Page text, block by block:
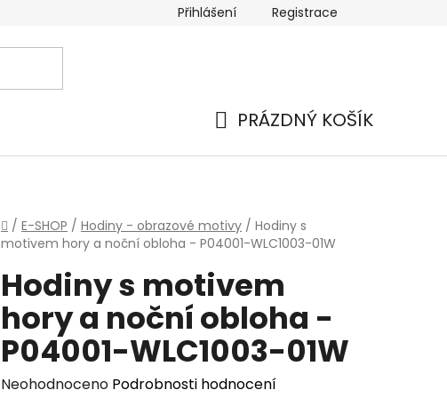
Přihlášení Registrace
PRÁZDNÝ KOŠÍK
Domů
/ E-SHOP / Hodiny - obrazové motivy / Hodiny s
motivem hory a noční obloha - P04001-WLC1003-01W
Hodiny s motivem
hory a noční obloha -
P04001-WLC1003-01W
Průměrné
Neohodnoceno Podrobnosti hodnocení